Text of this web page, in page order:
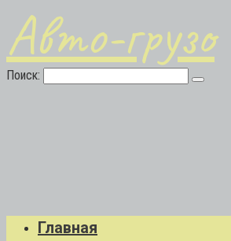
Авто-грузо
Поиск:
Главная